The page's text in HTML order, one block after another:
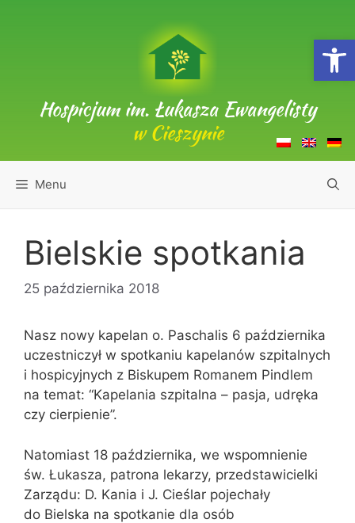
Hospicjum im. Łukasza Ewangelisty
w Cieszynie
Menu
Bielskie spotkania
25 października 2018
Nasz nowy kapelan o. Paschalis 6 października
uczestniczył w spotkaniu kapelanów szpitalnych
i hospicyjnych z Biskupem Romanem Pindlem
na temat: “Kapelania szpitalna – pasja, udręka
czy cierpienie”.
Natomiast 18 października, we wspomnienie
św. Łukasza, patrona lekarzy, przedstawicielki
Zarządu: D. Kania i J. Cieślar pojechały
do Bielska na spotkanie dla osób